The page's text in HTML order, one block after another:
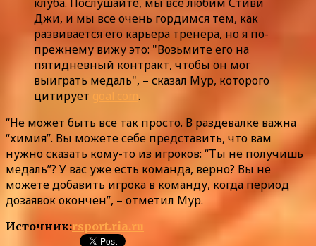
Джи, и мы все очень гордимся тем, как
развивается его карьера тренера, но я по-
прежнему вижу это: "Возьмите его на
пятидневный контракт, чтобы он мог
выиграть медаль", – сказал Мур, которого
цитирует goal.com.
“Не может быть все так просто. В раздевалке важна
“химия”. Вы можете себе представить, что вам
нужно сказать кому-то из игроков: “Ты не получишь
медаль”? У вас уже есть команда, верно? Вы не
можете добавить игрока в команду, когда период
дозаявок окончен”, – отметил Мур.
Источник:rsport.ria.ru